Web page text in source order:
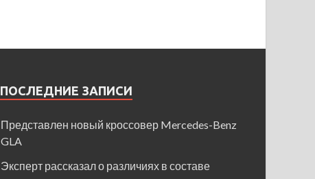
ПОСЛЕДНИЕ ЗАПИСИ
Представлен новый кроссовер Mercedes-Benz
GLA
Эксперт рассказал о различиях в составе